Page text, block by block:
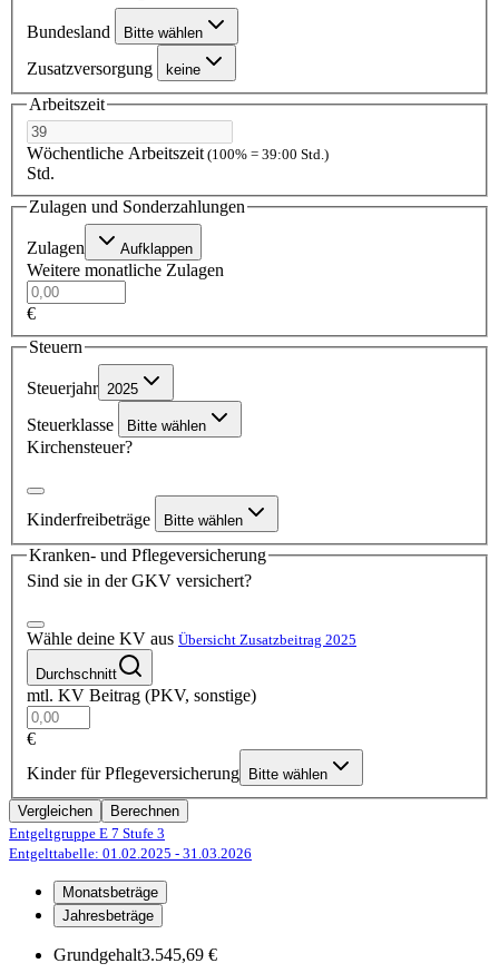
Bundesland Bitte wählen
Zusatzversorgung keine
Arbeitszeit
Wöchentliche Arbeitszeit(100% = 39:00 Std.)
Std.
Zulagen und Sonderzahlungen
Zulagen Aufklappen
Weitere monatliche Zulagen
€
Steuern
Steuerjahr 2025
Steuerklasse Bitte wählen
Kirchensteuer?
Kinderfreibeträge Bitte wählen
Kranken- und Pflegeversicherung
Sind sie in der GKV versichert?
Wähle deine KV aus Übersicht Zusatzbeitrag 2025
Durchschnitt
mtl. KV Beitrag (PKV, sonstige)
€
Kinder für Pflegeversicherung
Bitte wählen
Vergleichen
Berechnen
Entgeltgruppe E 7 Stufe 3
Entgelttabelle: 01.02.2025 - 31.03.2026
Monatsbeträge
Jahresbeträge
Grundgehalt3.545,69 €